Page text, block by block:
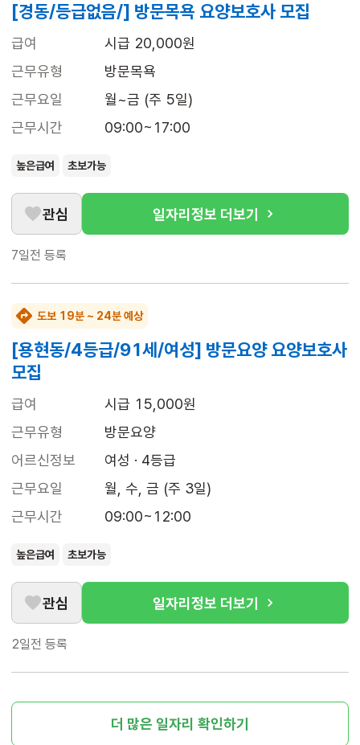
[경동/등급없음/] 방문목욕 요양보호사 모집
급여
시급 20,000원
근무유형
방문목욕
근무요일
월~금 (주 5일)
근무시간
09:00~17:00
높은급여 초보가능
관심 일자리정보 더보기
7일전 등록
도보 19분 ~ 24분 예상
[용현동/4등급/91세/여성] 방문요양 요양보호사
모집
급여
시급 15,000원
근무유형
방문요양
어르신정보
여성 · 4등급
근무요일
월, 수, 금 (주 3일)
근무시간
09:00~12:00
높은급여 초보가능
관심 일자리정보 더보기
2일전 등록
더 많은 일자리 확인하기